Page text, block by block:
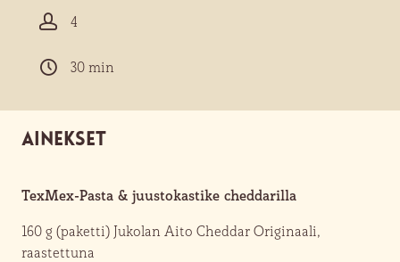
4
30 min
Ainekset
TexMex-Pasta & juustokastike cheddarilla
160 g (paketti) Jukolan Aito Cheddar Originaali,
raastettuna